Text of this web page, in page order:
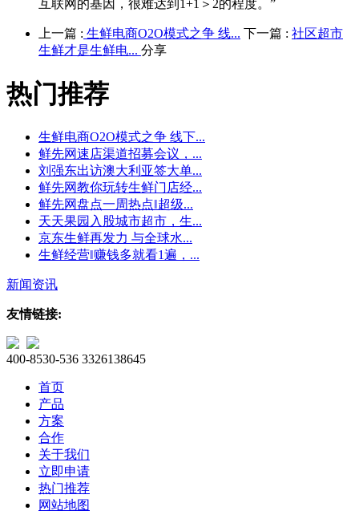
互联网的基因，很难达到1+1＞2的程度。”
上一篇 : 生鲜电商O2O模式之争 线... 下一篇 : 社区超市
生鲜才是生鲜电... 分享
热门推荐
生鲜电商O2O模式之争 线下...
鲜先网速店渠道招募会议，...
刘强东出访澳大利亚签大单...
鲜先网教你玩转生鲜门店经...
鲜先网盘点一周热点‖超级...
天天果园入股城市超市，生...
京东生鲜再发力 与全球水...
生鲜经营‖赚钱多就看1遍，...
新闻资讯
友情链接:
400-8530-536 3326138645
首页
产品
方案
合作
关于我们
立即申请
热门推荐
网站地图